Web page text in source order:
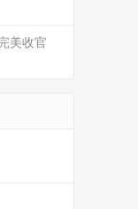
美收官